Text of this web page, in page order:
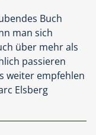
wohl gleich
genau das
keine schöne
so schnell
jegliches
sie
Leichen gehen.
Buch
man sich
über mehr als
passieren
weiter empfehlen
Elsberg